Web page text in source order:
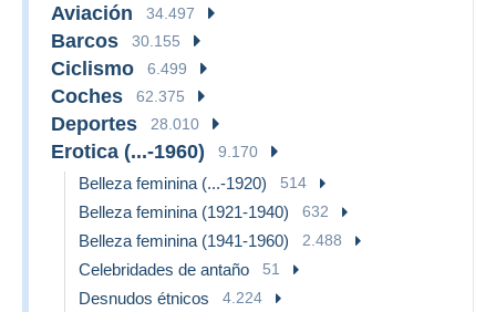
Aviación 34.497
Barcos 30.155
Ciclismo 6.499
Coches 62.375
Deportes 28.010
Erotica (...-1960) 9.170
Belleza feminina (...-1920) 514
Belleza feminina (1921-1940) 632
Belleza feminina (1941-1960) 2.488
Celebridades de antaño 51
Desnudos étnicos 4.224